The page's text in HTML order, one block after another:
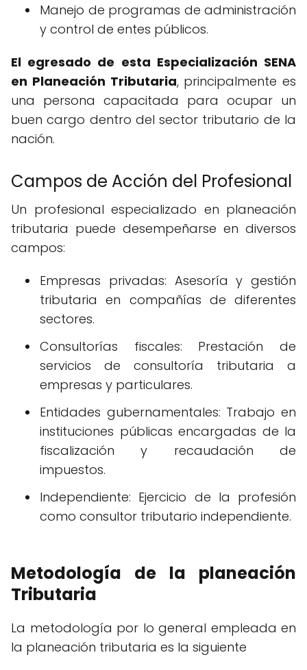
Manejo de programas de administración
y control de entes públicos.
El egresado de esta Especialización SENA
en Planeación Tributaria, principalmente es
una persona capacitada para ocupar un
buen cargo dentro del sector tributario de la
nación.
Campos de Acción del Profesional
Un profesional especializado en planeación
tributaria puede desempeñarse en diversos
campos:
Empresas privadas: Asesoría y gestión
tributaria en compañías de diferentes
sectores.
Consultorías fiscales: Prestación de
servicios de consultoría tributaria a
empresas y particulares.
Entidades gubernamentales: Trabajo en
instituciones públicas encargadas de la
fiscalización y recaudación de
impuestos.
Independiente: Ejercicio de la profesión
como consultor tributario independiente.
Metodología de la planeación
Tributaria
La metodología por lo general empleada en
la planeación tributaria es la siguiente